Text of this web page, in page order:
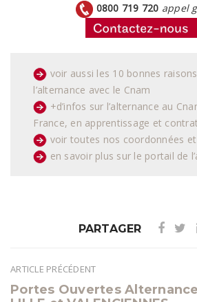
0800 719 720 appel
voir aussi les 10 bonnes
l’alternance avec le Cnam
+d’infos sur l’alternance au
France, en apprentissage et
voir toutes nos coordonnées
en savoir plus sur le portail de
PARTAGER
Navigation
de
ARTICLE PRÉCÉDENT
Portes Ouvertes Alternance